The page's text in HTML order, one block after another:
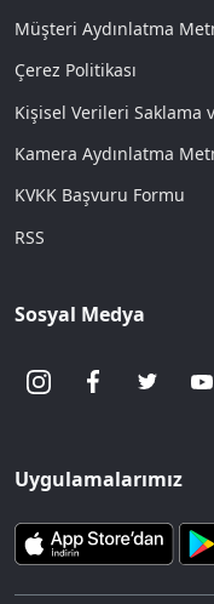
Müşteri Aydınlatma
Çerez Politikası
Kişisel Verileri Saklama
Kamera Aydınlatma
KVKK Başvuru Formu
RSS
Sosyal Medya
Uygulamalarımız